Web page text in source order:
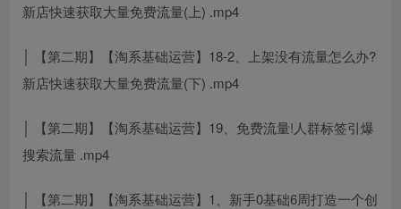
新店快速获取大量免费流量(上) .mp4
│ 【第二期】【淘系基础运营】18-2、上架没有流量怎么办?
新店快速获取大量免费流量(下) .mp4
│ 【第二期】【淘系基础运营】19、免费流量!人群标签引爆
搜索流量 .mp4
│ 【第二期】【淘系基础运营】1、新手0基础6周打造一个创